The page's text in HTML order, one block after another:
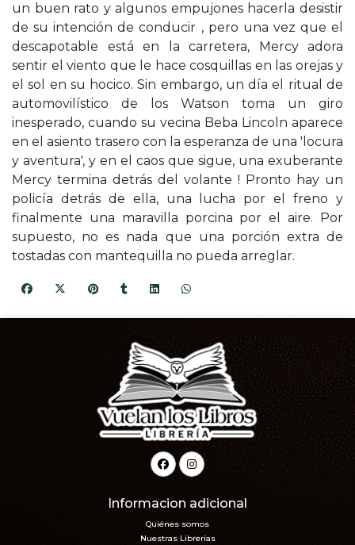
un buen rato y algunos empujones hacerla desistir
de su intención de conducir , pero una vez que el
descapotable está en la carretera, Mercy adora
sentir el viento que le hace cosquillas en las orejas y
el sol en su hocico. Sin embargo, un día el ritual de
automovilístico de los Watson toma un giro
inesperado, cuando su vecina Beba Lincoln aparece
en el asiento trasero con la esperanza de una 'locura
y aventura', y en el caos que sigue, una exuberante
Mercy termina detrás del volante ! Pronto hay un
policía detrás de ella, una lucha por el freno y
finalmente una maravilla porcina por el aire. Por
supuesto, no es nada que una porción extra de
tostadas con mantequilla no pueda arreglar.
Informacion adicional
Quiénes somos
Nuestras Librerías